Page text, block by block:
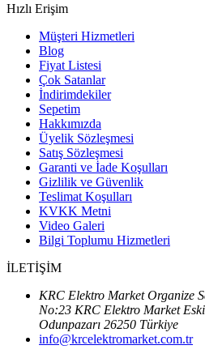
Hızlı Erişim
Müşteri Hizmetleri
Blog
Fiyat Listesi
Çok Satanlar
İndirimdekiler
Sepetim
Hakkımızda
Üyelik Sözleşmesi
Satış Sözleşmesi
Garanti ve İade Koşulları
Gizlilik ve Güvenlik
Teslimat Koşulları
KVKK Metni
Video Galeri
Bilgi Toplumu Hizmetleri
İLETİŞİM
KRC Elektro Market Organize
No:23 KRC Elektro Market
Odunpazarı 26250 Türkiye
info@krcelektromarket.com.tr